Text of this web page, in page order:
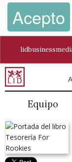
Acepto
Equipo